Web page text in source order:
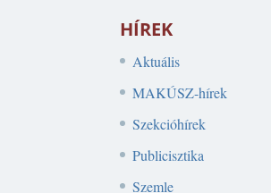
HÍREK
Aktuális
MAKÚSZ-hírek
Szekcióhírek
Publicisztika
Szemle